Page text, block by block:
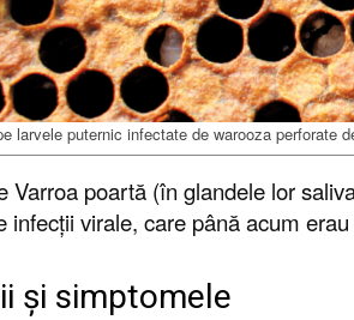
larvele puternic infectate de warooza perforate
Varroa poartă (în glandele lor
infecții virale, care până acum
și simptomele